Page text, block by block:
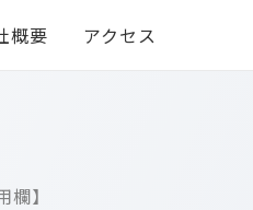
概要 アクセス
欄】